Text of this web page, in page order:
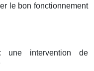
le bon fonctionnement
une intervention de